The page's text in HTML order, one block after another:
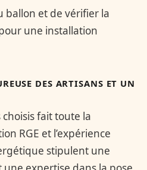
ballon et de vérifier la
une installation
DES ARTISANS ET UN
fait toute la
RGE et l’expérience
stipulent une